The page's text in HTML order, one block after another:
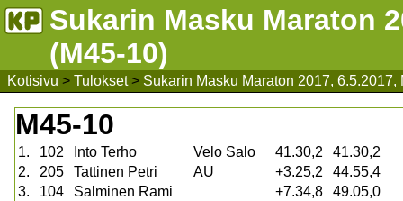
Sukarin Masku Maraton
(M45-10)
Kotisivu > Tulokset> Sukarin Masku Maraton 2017, 6.5.2017,
M45-10
1. 102 Into Terho Velo Salo 41.30,2
41.30,2
2.
205 Tattinen Petri AU +3.25,2
44.55,4
3.
104 Salminen Rami +7.34,8
49.05,0